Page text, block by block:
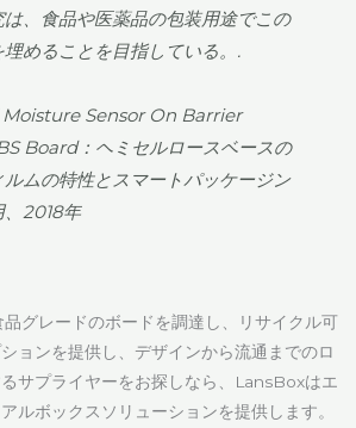
は、食品や医薬品の包装用途でこの
埋めることを目指している。.
Sensor On Barrier
Board：ヘミセルロースベースの
ルムの特性とスマートパッケージン
、2018年
グレードのボードを調達し、リサイクル可
ョンを提供し、デザインから流通までのロ
サプライヤーをお探しなら、LansBoxはエ
ルボックスソリューションを提供します。